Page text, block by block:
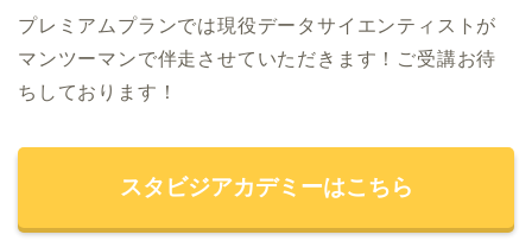
プレミアムプランでは現役データサイエンティストが
マンツーマンで伴走させていただきます！ご受講お待
ちしております！
スタビジアカデミーはこちら